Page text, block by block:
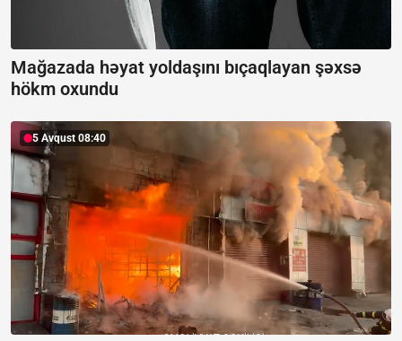
Mağazada həyat yoldaşını bıçaqlayan şəxsə
hökm oxundu
5 Avqust 08:40